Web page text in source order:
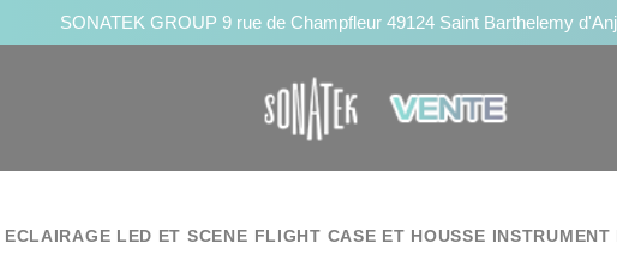
SONATEK GROUP 9 rue de Champfleur 49124 Saint Barthelemy
ECLAIRAGE LED ET SCENE FLIGHT CASE ET HOUSSE INSTRUMENT